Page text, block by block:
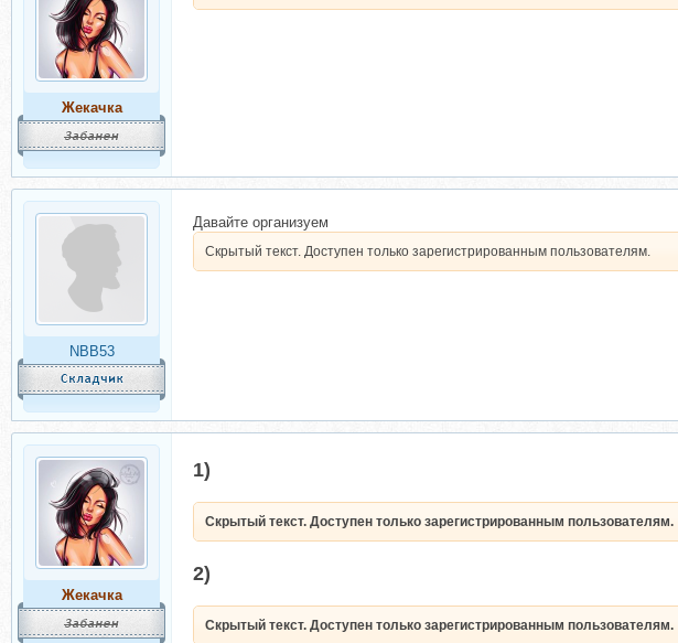
Жекачка
NBB53
Давайте организуем
Скрытый текст. Доступен только зарегистрированным пользователям.
Жекачка
1)
Скрытый текст. Доступен только зарегистрированным пользователям.
2)
Скрытый текст. Доступен только зарегистрированным пользователям.